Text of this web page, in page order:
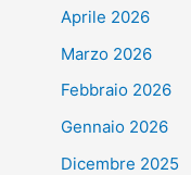
Aprile 2026
Marzo 2026
Febbraio 2026
Gennaio 2026
Dicembre 2025